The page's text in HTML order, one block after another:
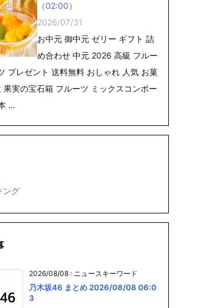
ノートパソコン
まとめ 2026/08/
08 06:01
ビール まとめ 20
26/08/08 04:01
（02:00）
2026/07/31
お中元 御中元 ゼリー ギフト 詰
め合わせ 中元 2026 高級 フルー
プレゼント 送料無料 おしゃれ 人気 お菓
果実の宝石箱 フルーツ ミックスコンポー
…
ング
2026/08/08 : ニュースキーワード
乃木坂46 まとめ 2026/08/08 06:0
3